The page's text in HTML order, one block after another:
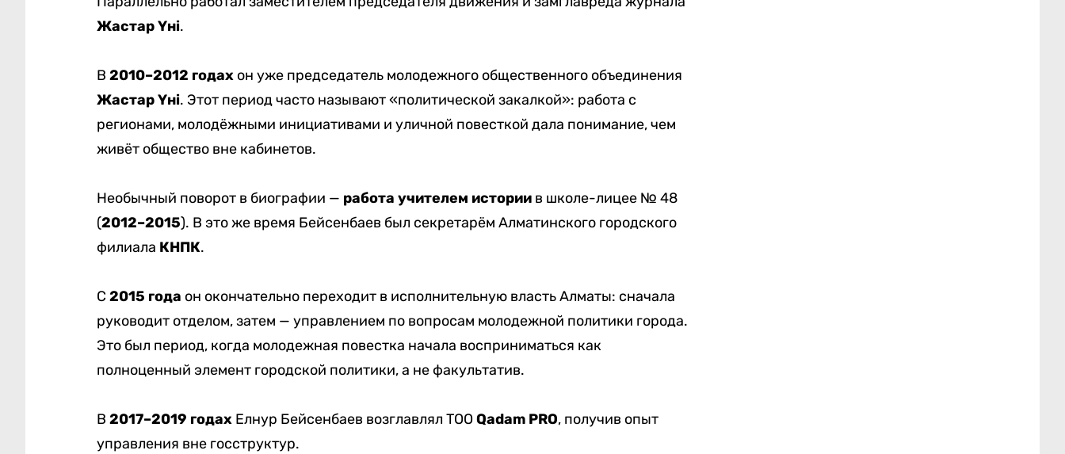
Жастар Үні.
В 2010–2012 годахон уже председатель молодежного общественного объединения
Жастар Үні. Этот период часто называют «политической закалкой»: работа с
регионами, молодёжными инициативами и уличной повесткой дала понимание, чем
живёт общество вне кабинетов.
Необычный поворот в биографии — работа учителем историив школе-лицее № 48
(2012–2015). В это же время Бейсенбаев был секретарём Алматинского городского
филиала КНПК.
С 2015 года он окончательно переходит в исполнительную власть Алматы: сначала
руководит отделом, затем — управлением по вопросам молодежной политики города.
Это был период, когда молодежная повестка начала восприниматься как
полноценный элемент городской политики, а не факультатив.
В 2017–2019 годахЕлнур Бейсенбаев возглавлял ТООQadam PRO, получив опыт
управления вне госструктур.